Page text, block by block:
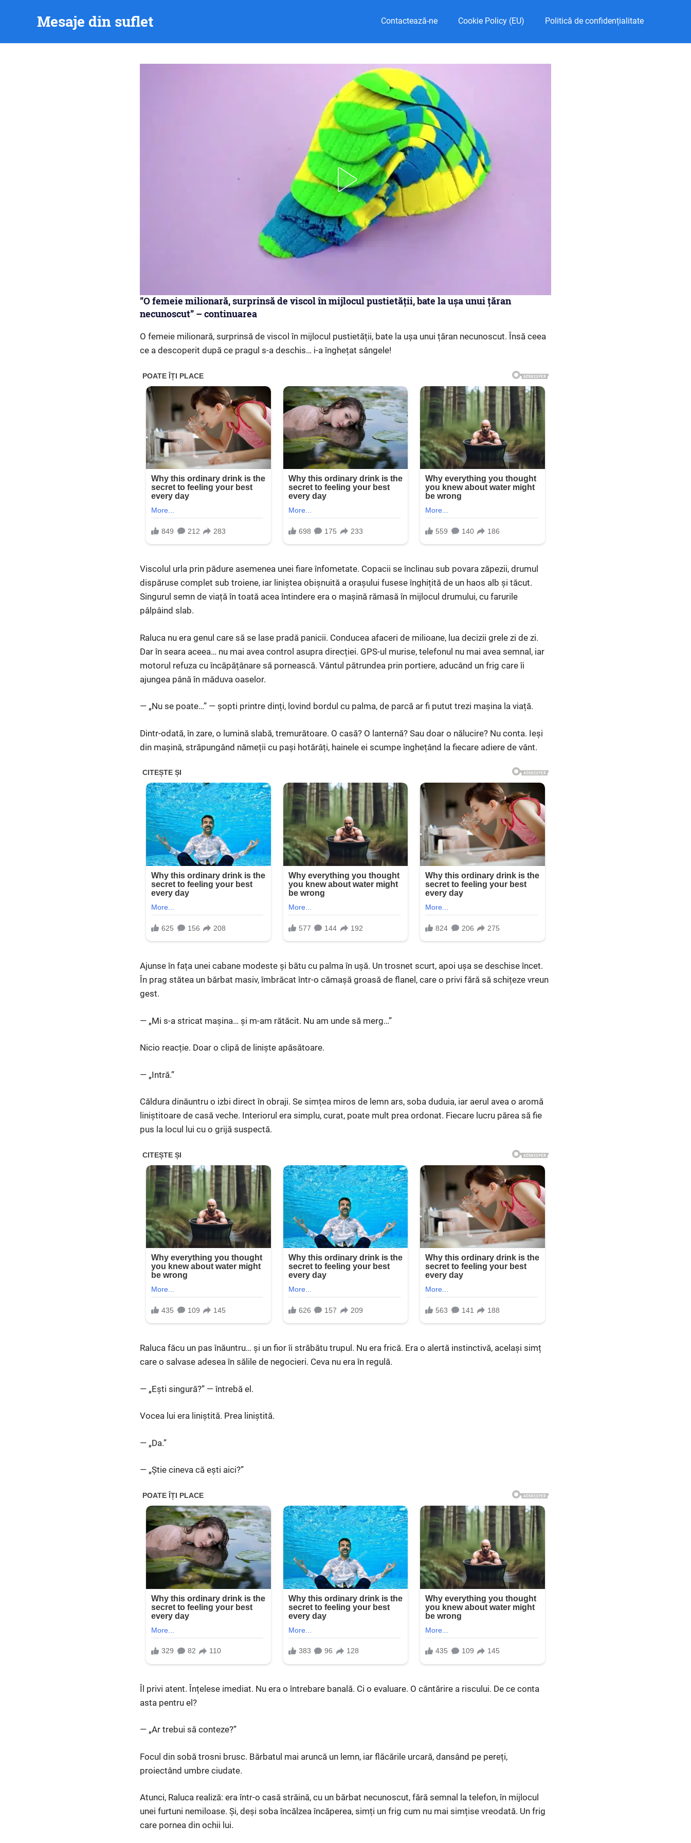
Mesaje din suflet Contactează-ne Cookie Policy (EU) Politică de confidențialitate
”O femeie milionară, surprinsă de viscol în mijlocul pustietății, bate la ușa unui țăran
necunoscut” – continuarea
O femeie milionară, surprinsă de viscol în mijlocul pustietății, bate la ușa unui țăran necunoscut. Însă ceea
ce a descoperit după ce pragul s-a deschis… i-a înghețat sângele!
Viscolul urla prin pădure asemenea unei fiare înfometate. Copacii se înclinau sub povara zăpezii, drumul
dispăruse complet sub troiene, iar liniștea obișnuită a orașului fusese înghițită de un haos alb și tăcut.
Singurul semn de viață în toată acea întindere era o mașină rămasă în mijlocul drumului, cu farurile
pâlpâind slab.
Raluca nu era genul care să se lase pradă panicii. Conducea afaceri de milioane, lua decizii grele zi de zi.
Dar în seara aceea… nu mai avea control asupra direcției. GPS-ul murise, telefonul nu mai avea semnal, iar
motorul refuza cu încăpățânare să pornească. Vântul pătrundea prin portiere, aducând un frig care îi
ajungea până în măduva oaselor.
— „Nu se poate…” — șopti printre dinți, lovind bordul cu palma, de parcă ar fi putut trezi mașina la viață.
Dintr-odată, în zare, o lumină slabă, tremurătoare. O casă? O lanternă? Sau doar o nălucire? Nu conta. Ieși
din mașină, străpungând nămeții cu pași hotărâți, hainele ei scumpe înghețând la fiecare adiere de vânt.
Ajunse în fața unei cabane modeste și bătu cu palma în ușă. Un trosnet scurt, apoi ușa se deschise încet.
În prag stătea un bărbat masiv, îmbrăcat într-o cămașă groasă de flanel, care o privi fără să schițeze vreun
gest.
— „Mi s-a stricat mașina… și m-am rătăcit. Nu am unde să merg…”
Nicio reacție. Doar o clipă de liniște apăsătoare.
— „Intră.”
Căldura dinăuntru o izbi direct în obraji. Se simțea miros de lemn ars, soba duduia, iar aerul avea o aromă
liniștitoare de casă veche. Interiorul era simplu, curat, poate mult prea ordonat. Fiecare lucru părea să fie
pus la locul lui cu o grijă suspectă.
Raluca făcu un pas înăuntru… și un fior îi străbătu trupul. Nu era frică. Era o alertă instinctivă, același simț
care o salvase adesea în sălile de negocieri. Ceva nu era în regulă.
— „Ești singură?” — întrebă el.
Vocea lui era liniștită. Prea liniștită.
— „Da.”
— „Știe cineva că ești aici?”
Îl privi atent. Înțelese imediat. Nu era o întrebare banală. Ci o evaluare. O cântărire a riscului. De ce conta
asta pentru el?
— „Ar trebui să conteze?”
Focul din sobă trosni brusc. Bărbatul mai aruncă un lemn, iar flăcările urcară, dansând pe pereți,
proiectând umbre ciudate.
Atunci, Raluca realiză: era într-o casă străină, cu un bărbat necunoscut, fără semnal la telefon, în mijlocul
unei furtuni nemiloase. Și, deși soba încălzea încăperea, simți un frig cum nu mai simțise vreodată. Un frig
care pornea din ochii lui.